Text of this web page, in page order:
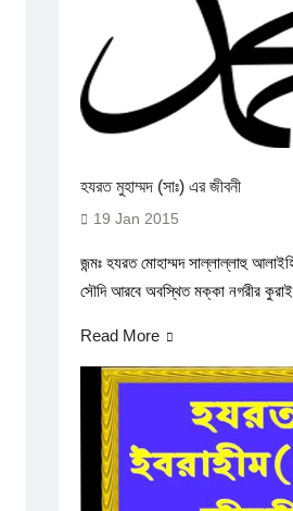
হযরত মুহাম্মদ (সাঃ) এর জীবনী
19 Jan 2015
জন্মঃ হযরত মোহাম্মদ সাল্লাল্লাহু
সৌদি আরবে অবস্থিত মক্কা নগরীর
Read More